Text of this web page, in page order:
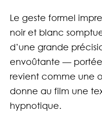
Le geste formel
noir et blanc
d’une grande
envoûtante —
revient comme une
donne au film une
hypnotique.